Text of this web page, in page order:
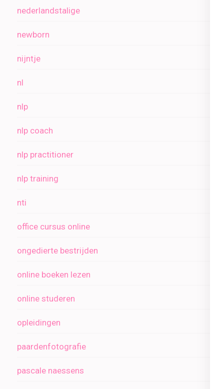
nederlandstalige
newborn
nijntje
nl
nlp
nlp coach
nlp practitioner
nlp training
nti
office cursus online
ongedierte bestrijden
online boeken lezen
online studeren
opleidingen
paardenfotografie
pascale naessens